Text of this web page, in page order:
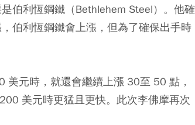
伯利恆鋼鐵（Bethlehem Steel）。他確
伯利恆鋼鐵會上漲，但為了確保出手時
元時，就還會繼續上漲 30至 50 點，
美元時更猛且更快。此次李佛摩再次